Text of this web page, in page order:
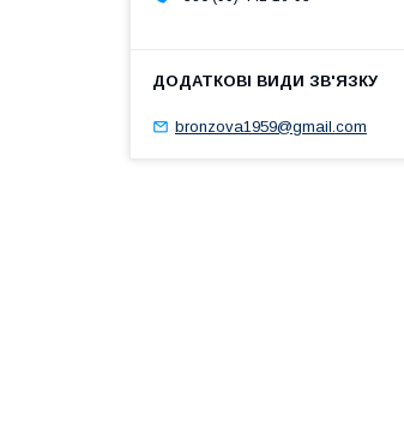
bronzova1959@gmail.com